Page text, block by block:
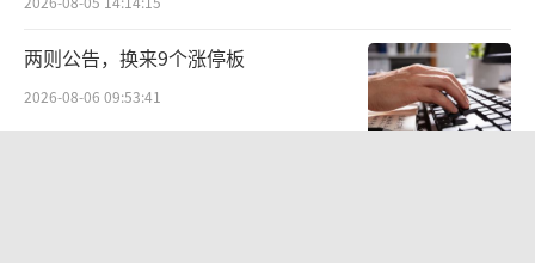
5亿元用于网信证券债务清偿，重整后，该公司
100％股权归指南针所有。同年该公司也完成了
网信证券收购相关事项，后者已更名为麦高证
两则公告，换来9个涨停板
2026-08-06 09:53:41